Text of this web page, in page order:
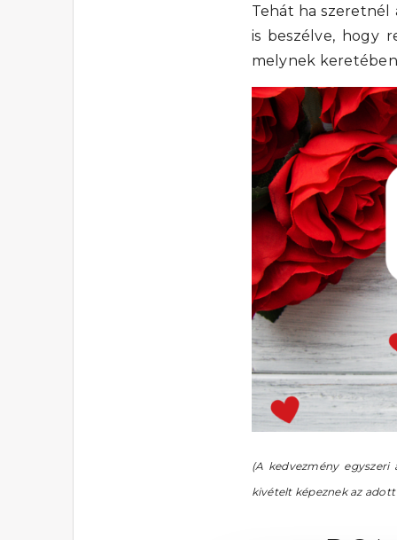
Tehát ha szeretnél
is beszélve, hogy
melynek
(A kedvezmény
kivételt képeznek az